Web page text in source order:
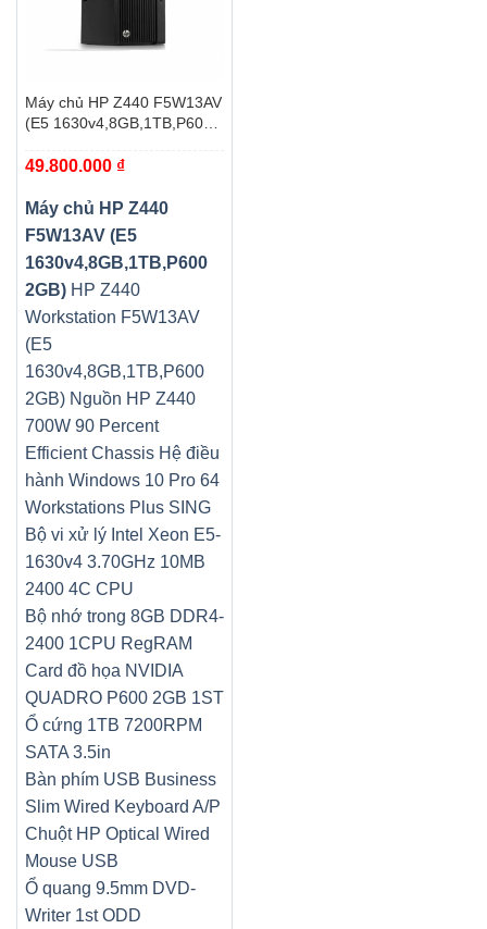
Máy chủ HP Z440 F5W13AV
(E5 1630v4,8GB,1TB,P600
49.800.000 ₫
Máy chủ HP Z440
F5W13AV (E5
1630v4,8GB,1TB,P600
2GB) HP Z440
Workstation F5W13AV
(E5
1630v4,8GB,1TB,P600
2GB) Nguồn HP Z440
700W 90 Percent
Efficient Chassis Hệ điều
hành Windows 10 Pro 64
Workstations Plus SING
Bộ vi xử lý Intel Xeon E5-
1630v4 3.70GHz 10MB
2400 4C CPU
Bộ nhớ trong 8GB DDR4-
2400 1CPU RegRAM
Card đồ họa NVIDIA
QUADRO P600 2GB 1ST
Ổ cứng 1TB 7200RPM
SATA 3.5in
Bàn phím USB Business
Slim Wired Keyboard A/P
Chuột HP Optical Wired
Mouse USB
Ổ quang 9.5mm DVD-
Writer 1st ODD